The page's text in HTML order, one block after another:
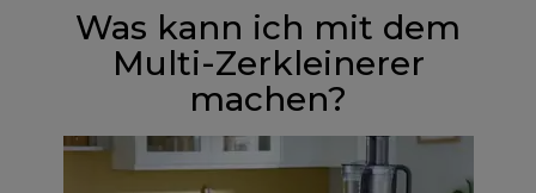
Was kann ich mit dem
Multi-Zerkleinerer
machen?